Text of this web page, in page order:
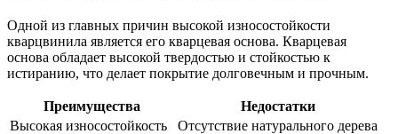
Одной из главных причин высокой износостойкости
кварцвинила является его кварцевая основа. Кварцевая
основа обладает высокой твердостью и стойкостью к
истиранию, что делает покрытие долговечным и прочным.
Преимущества
Недостатки
Высокая износостойкость
Отсутствие натурального дерева